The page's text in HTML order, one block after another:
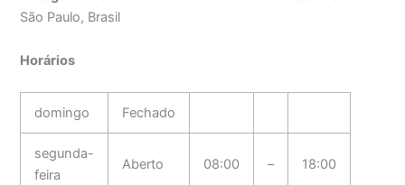
São Paulo, Brasil
Horários
domingo Fechado
segunda-
feira
Aberto 08:00 – 18:00